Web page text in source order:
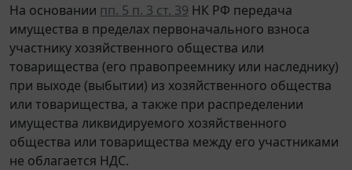
На основании пп. 5 п. 3 ст. 39 НК РФ передача
имущества в пределах первоначального взноса
участнику хозяйственного общества или
товарищества (его правопреемнику или наследнику)
при выходе (выбытии) из хозяйственного общества
или товарищества, а также при распределении
имущества ликвидируемого хозяйственного
общества или товарищества между его участниками
не облагается НДС.